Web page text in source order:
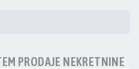
PRODAJE NEKRETNINE